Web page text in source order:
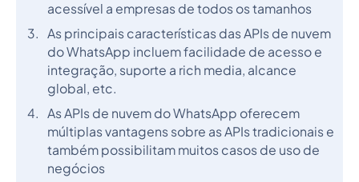
acessível a empresas de todos os tamanhos
As principais características das APIs de nuvem
do WhatsApp incluem facilidade de acesso e
integração, suporte a rich media, alcance
global, etc.
As APIs de nuvem do WhatsApp oferecem
múltiplas vantagens sobre as APIs tradicionais e
também possibilitam muitos casos de uso de
negócios